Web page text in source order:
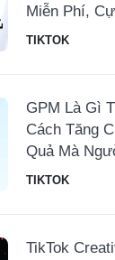
Miễn Phí,
TIKTOK
GPM Là Gì
Cách Tăng
Quả Mà
TIKTOK
TikTok